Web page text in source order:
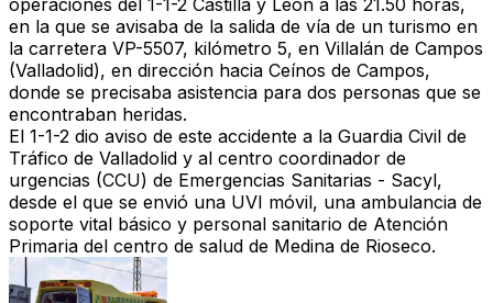
operaciones del 1-1-2 Castilla y León a las 21.50 horas,
en la que se avisaba de la salida de vía de un turismo en
la carretera VP-5507, kilómetro 5, en Villalán de Campos
(Valladolid), en dirección hacia Ceínos de Campos,
donde se precisaba asistencia para dos personas que se
encontraban heridas.
El 1-1-2 dio aviso de este accidente a la Guardia Civil de
Tráfico de Valladolid y al centro coordinador de
urgencias (CCU) de Emergencias Sanitarias - Sacyl,
desde el que se envió una UVI móvil, una ambulancia de
soporte vital básico y personal sanitario de Atención
Primaria del centro de salud de Medina de Rioseco.